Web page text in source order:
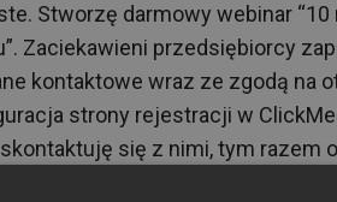
Stworzę darmowy webinar
Zaciekawieni przedsiębiorcy
kontaktowe wraz ze zgodą na
strony rejestracji w
się z nimi, tym razem
klientów, aby budować